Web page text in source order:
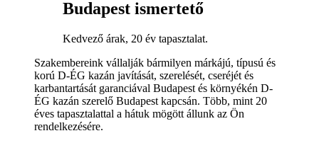
Budapest ismertető
Kedvező árak, 20 év tapasztalat.
Szakembereink vállalják bármilyen márkájú, típusú és
korú D-ÉG kazán javítását, szerelését, cseréjét és
karbantartását garanciával Budapest és környékén D-
ÉG kazán szerelő Budapest kapcsán. Több, mint 20
éves tapasztalattal a hátuk mögött állunk az Ön
rendelkezésére.